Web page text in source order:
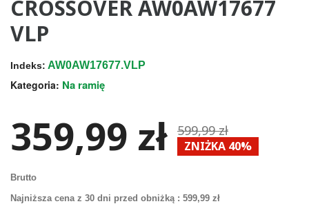
CROSSOVER AW0AW17677
VLP
Indeks: AW0AW17677.VLP
Kategoria: Na ramię
359,99 zł 599,99 zł
ZNIŻKA 40%
Brutto
Najniższa cena z 30 dni przed obniżką : 599,99 zł